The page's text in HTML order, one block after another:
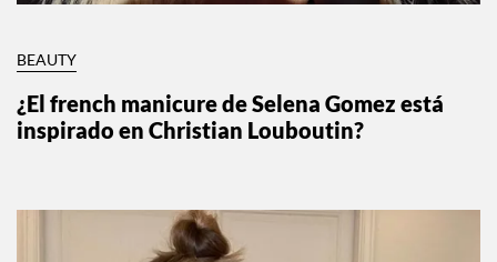
BEAUTY
¿El french manicure de Selena Gomez está
inspirado en Christian Louboutin?